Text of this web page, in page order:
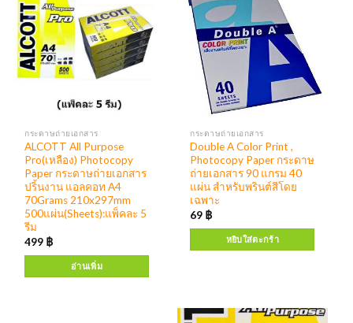
กระดาษถ่ายเอกสาร
ALCOTT All Purpose
Pro(เหลือง) Photocopy
Paper กระดาษถ่ายเอกสาร
ปริ้นงาน แอลคอท A4
70Grams 210x297mm
500แผ่น(Sheets):แพ็คละ 5
รีม
499 ฿
อ่านเพิ่ม
กระดาษถ่ายเอกสาร
Double A Color Print ,
Photocopy Paper กระดาษ
ถ่ายเอกสาร 90 แกรม 40
แผ่น สำหรับพรินต์สีโดย
เฉพาะ
69 ฿
หยิบใส่ตะกร้า